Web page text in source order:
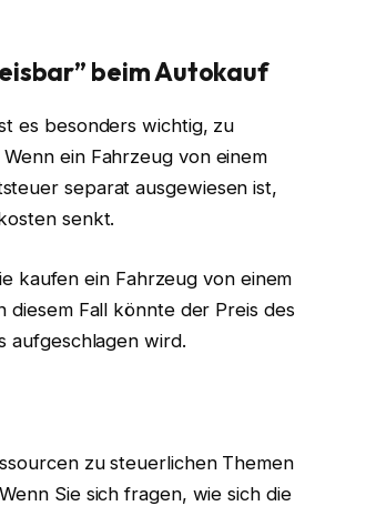
beim Autokauf
es besonders wichtig, zu
ein Fahrzeug von einem
separat ausgewiesen ist,
senkt.
kaufen ein Fahrzeug von einem
Fall könnte der Preis des
aufgeschlagen wird.
zu steuerlichen Themen
Sie sich fragen, wie sich die